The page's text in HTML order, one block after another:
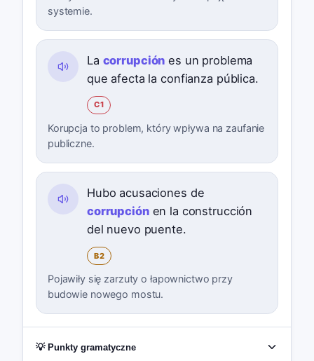
systemie.
La corrupción es un problema
que afecta la confianza pública.
C1
Korupcja to problem, który wpływa na zaufanie
publiczne.
Hubo acusaciones de
corrupciónen la construcción
del nuevo puente.
B2
Pojawiły się zarzuty o łapownictwo przy
budowie nowego mostu.
💡 Punkty gramatyczne